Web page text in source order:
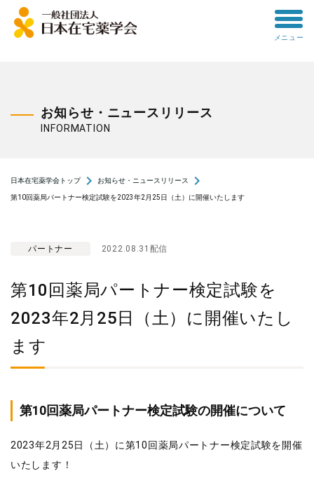
toggle
メニュー
お知らせ・ニュースリリース
INFORMATION
日本在宅薬学会トップnavigate_next お知らせ・ニュースリリース navigate_next
第10回薬局パートナー検定試験を2023年2月25日（土）に開催いたします
パートナー 2022.08.31配信
第10回薬局パートナー検定試験を
2023年2月25日（土）に開催いたし
ます
第10回薬局パートナー検定試験の開催について
2023年2月25日（土）に第10回薬局パートナー検定試験を開催
いたします！